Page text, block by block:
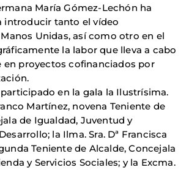
María Gómez-Lechón ha
introducir tanto el vídeo
Unidas, así como otro en el
la labor que lleva a cabo
en proyectos cofinanciados por
en la gala la Ilustrísima.
Martínez, novena Teniente de
de Igualdad, Juventud y
la Ilma. Sra. Dª Francisca
Teniente de Alcalde, Concejala
y Servicios Sociales; y la Excma.